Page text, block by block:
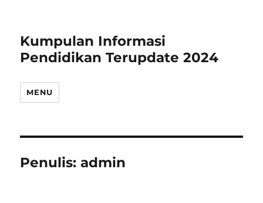
Kumpulan Informasi
Pendidikan Terupdate 2024
MENU
Penulis:admin